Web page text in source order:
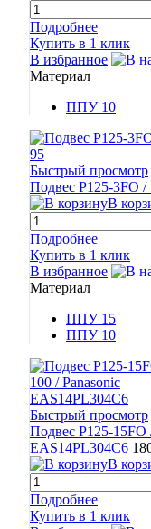
Подробнее
Купить в 1 клик
В избранное
Материал
ППУ 10
Быстрый просмотр
Подвес Р125-3FO /
В
Подробнее
Купить в 1 клик
В избранное
Материал
ППУ 15
ППУ 10
Быстрый просмотр
Подвес Р125-15FO
EAS14PL304C6
В
Подробнее
Купить в 1 клик